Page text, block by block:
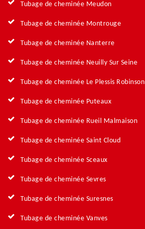
Tubage de cheminée Meudon
Tubage de cheminée Montrouge
Tubage de cheminée Nanterre
Tubage de cheminée Neuilly Sur Seine
Tubage de cheminée Le Plessis Robinson
Tubage de cheminée Puteaux
Tubage de cheminée Rueil Malmaison
Tubage de cheminée Saint Cloud
Tubage de cheminée Sceaux
Tubage de cheminée Sevres
Tubage de cheminée Suresnes
Tubage de cheminée Vanves